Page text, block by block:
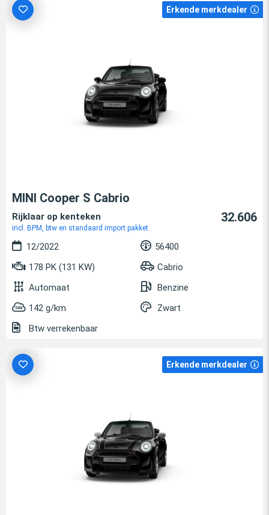
Erkende merkdealer
MINI Cooper S Cabrio
Rijklaar op kenteken
incl. BPM, btw en standaard import pakket
32.606
12/2022
56400
178 PK (131 KW)
Cabrio
Automaat
Benzine
142 g/km
Zwart
Btw verrekenbaar
Erkende merkdealer